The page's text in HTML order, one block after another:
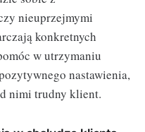
nieuprzejmymi
konkretnych
w utrzymaniu
nastawienia,
nimi trudny klient.